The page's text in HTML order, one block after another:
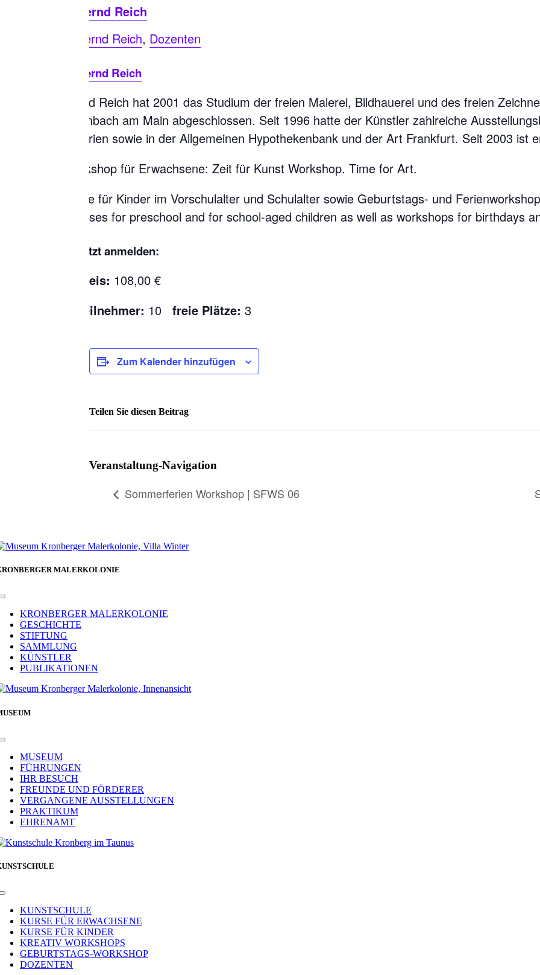
Bernd Reich
Bernd Reich, Dozenten
Bernd Reich
Bernd Reich hat 2001 das Studium der freien Malerei, Bildhauerei und des freien
Offenbach am Main abgeschlossen. Seit 1996 hatte der Künstler zahlreiche
Galerien sowie in der Allgemeinen Hypothekenbank und der Art Frankfurt. Seit 2003
Workshop für Erwachsene: Zeit für Kunst Workshop. Time for Art.
Kurse für Kinder im Vorschulalter und Schulalter sowie Geburtstags- und
Courses for preschool and for school-aged children as well as workshops for birthdays
Jetzt anmelden:
Preis: 108,00 €
Teilnehmer: 10freie Plätze: 3
Zum Kalender hinzufügen
Teilen Sie diesen Beitrag
Veranstaltung-Navigation
Sommerferien Workshop | SFWS 06
MALERKOLONIE
Toggle
NavigationKRONBERGER MALERKOLONIE
GESCHICHTE
STIFTUNG
SAMMLUNG
KÜNSTLER
PUBLIKATIONEN
Toggle
NavigationMUSEUM
FÜHRUNGEN
IHR BESUCH
FREUNDE UND FÖRDERER
VERGANGENE AUSSTELLUNGEN
PRAKTIKUM
EHRENAMT
Toggle
NavigationKUNSTSCHULE
KURSE FÜR ERWACHSENE
KURSE FÜR KINDER
KREATIV WORKSHOPS
GEBURTSTAGS-WORKSHOP
DOZENTEN